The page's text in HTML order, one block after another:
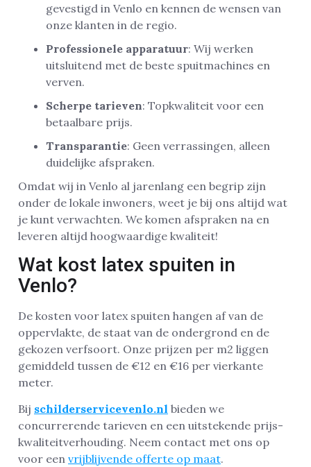
gevestigd in Venlo en kennen de wensen van
onze klanten in de regio.
Professionele apparatuur: Wij werken
uitsluitend met de beste spuitmachines en
verven.
Scherpe tarieven: Topkwaliteit voor een
betaalbare prijs.
Transparantie: Geen verrassingen, alleen
duidelijke afspraken.
Omdat wij in Venlo al jarenlang een begrip zijn
onder de lokale inwoners, weet je bij ons altijd wat
je kunt verwachten. We komen afspraken na en
leveren altijd hoogwaardige kwaliteit!
Wat kost latex spuiten in
Venlo?
De kosten voor latex spuiten hangen af van de
oppervlakte, de staat van de ondergrond en de
gekozen verfsoort. Onze prijzen per m2 liggen
gemiddeld tussen de €12 en €16 per vierkante
meter.
Bij schilderservicevenlo.nl bieden we
concurrerende tarieven en een uitstekende prijs-
kwaliteitverhouding. Neem contact met ons op
voor een vrijblijvende offerte op maat.